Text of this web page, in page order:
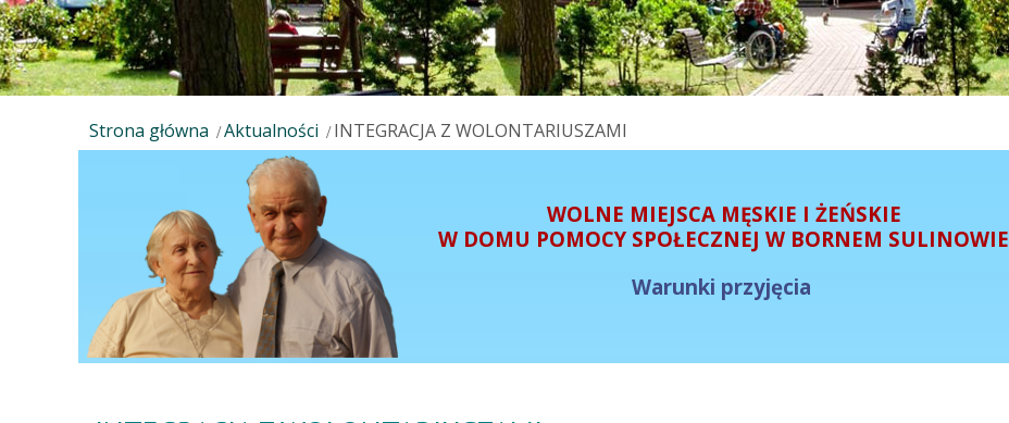
Strona główna Aktualności INTEGRACJA Z WOLONTARIUSZAMI
WOLNE MIEJSCA MĘSKIE I ŻEŃSKIE
W DOMU POMOCY SPOŁECZNEJ W BORNEM SULINOWIE
Warunki przyjęcia